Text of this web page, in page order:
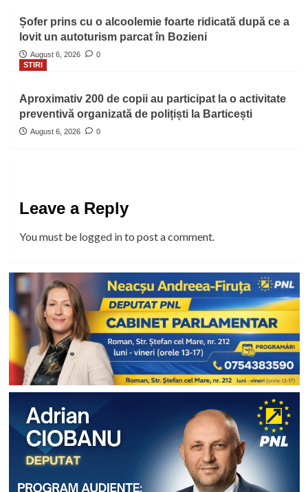
Șofer prins cu o alcoolemie foarte ridicată după ce a
lovit un autoturism parcat în Bozieni
August 6, 2026
0
STIRI
Aproximativ 200 de copii au participat la o activitate
preventivă organizată de polițiști la Barticești
August 6, 2026 0
Leave a Reply
You must be logged into post a comment.